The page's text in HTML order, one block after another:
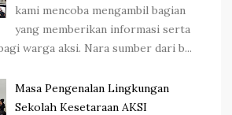
kami mencoba mengambil bagian
yang memberikan informasi serta
warga aksi. Nara sumber dari b...
Masa Pengenalan Lingkungan
Sekolah Kesetaraan AKSI